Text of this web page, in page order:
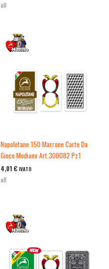
all
Napoletane 150 Marrone Carte Da
Gioco Modiano Art.300082 Pz1
4,01 € IVATO
all